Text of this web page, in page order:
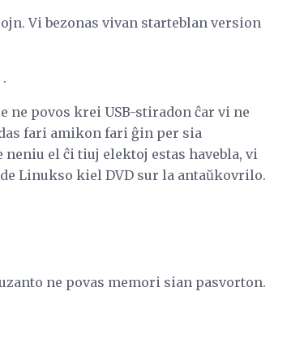
Vi bezonas vivan starteblan version
.
povos krei USB-stiradon ĉar vi ne
fari amikon fari ĝin per sia
el ĉi tiuj elektoj estas havebla, vi
Linukso kiel DVD sur la antaŭkovrilo.
ne povas memori sian pasvorton.